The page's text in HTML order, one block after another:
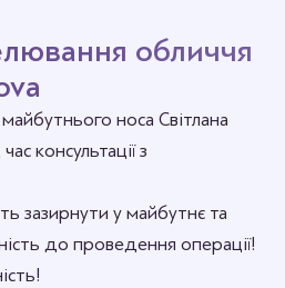
обличчя
носа Світлана
консультації з
зазирнути у майбутнє та
до проведення операції!